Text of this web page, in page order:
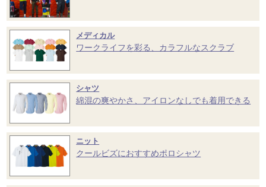
メディカル
ワークライフを彩る、カラフルなスクラブ
シャツ
綿混の爽やかさ、アイロンなしでも着用できる
ニット
クールビズにおすすめポロシャツ